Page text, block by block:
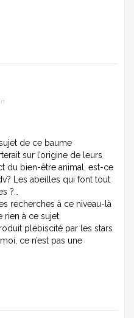
de ce baume
sur l’origine de leurs
du bien-être animal, est-ce
Les abeilles qui font tout
?…
recherches à ce niveau-là
rien à ce sujet.
plébiscité par les stars
ce n’est pas une